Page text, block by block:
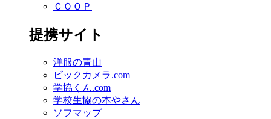
ＣＯＯＰ
提携サイト
洋服の青山
ビックカメラ.com
学協くん.com
学校生協の本やさん
ソフマップ